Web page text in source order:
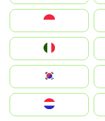
South Korea